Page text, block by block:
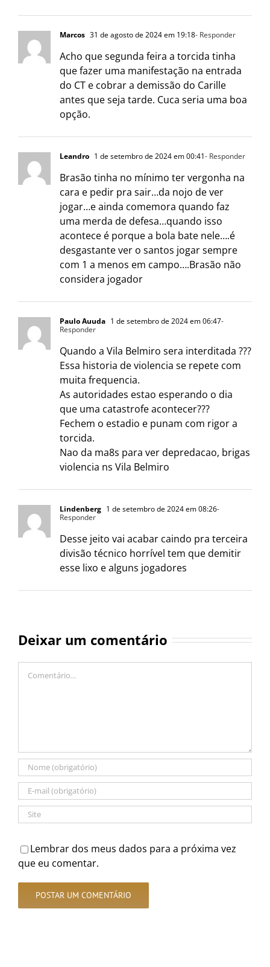
Marcos 31 de agosto de 2024 em 19:18- Responder
Acho que segunda feira a torcida tinha
que fazer uma manifestação na entrada
do CT e cobrar a demissão do Carille
antes que seja tarde. Cuca seria uma boa
opção.
Leandro 1 de setembro de 2024 em 00:41- Responder
Brasão tinha no mínimo ter vergonha na
cara e pedir pra sair…da nojo de ver
jogar…e ainda comemora quando faz
uma merda de defesa…quando isso
acontece é porque a bola bate nele….é
desgastante ver o santos jogar sempre
com 1 a menos em campo….Brasão não
considera jogador
Paulo Auuda 1 de setembro de 2024 em 06:47-
Responder
Quando a Vila Belmiro sera interditada ???
Essa historia de violencia se repete com
muita frequencia.
As autoridades estao esperando o dia
que uma catastrofe acontecer???
Fechem o estadio e punam com rigor a
torcida.
Nao da ma8s para ver depredacao, brigas
violencia ns Vila Belmiro
Lindenberg 1 de setembro de 2024 em 08:26-
Responder
Desse jeito vai acabar caindo pra terceira
divisão técnico horrível tem que demitir
esse lixo e alguns jogadores
Deixar um comentário
Lembrar dos meus dados para a próxima vez
que eu comentar.